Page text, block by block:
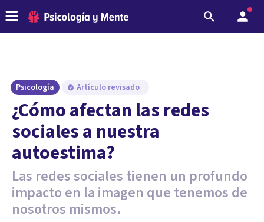
Psicología Artículo revisado
¿Cómo afectan las redes
sociales a nuestra
autoestima?
Las redes sociales tienen un profundo
impacto en la imagen que tenemos de
nosotros mismos.